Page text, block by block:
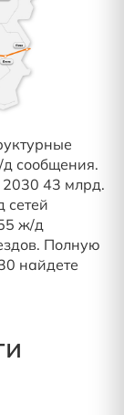
сообщения.
43 млрд.
сетей
ж/д
Полную
найдете